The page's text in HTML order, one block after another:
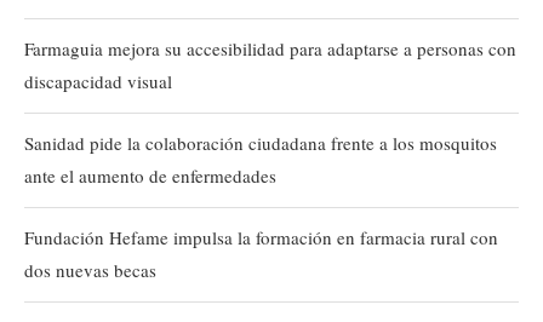
Farmaguia mejora su accesibilidad para adaptarse a personas con
discapacidad visual
Sanidad pide la colaboración ciudadana frente a los mosquitos
ante el aumento de enfermedades
Fundación Hefame impulsa la formación en farmacia rural con
dos nuevas becas